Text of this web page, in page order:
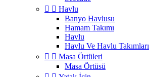
  Havlu
Banyo Havlusu
Hamam Takımı
Havlu
Havlu Ve Havlu Takımları
  Masa Örtüleri
Masa Örtüsü